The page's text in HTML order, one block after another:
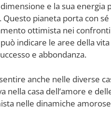
e la sua energia
pianeta porta con
ottimista nei confronti
indicare le aree della
e abbondanza.
anche nelle diverse
nella casa dell’amore e
nelle dinamiche